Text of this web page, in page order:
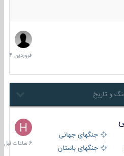
29
فروردین
1404
جنگهای جهانی
جنگهای باستان
6
ساعات
قبل